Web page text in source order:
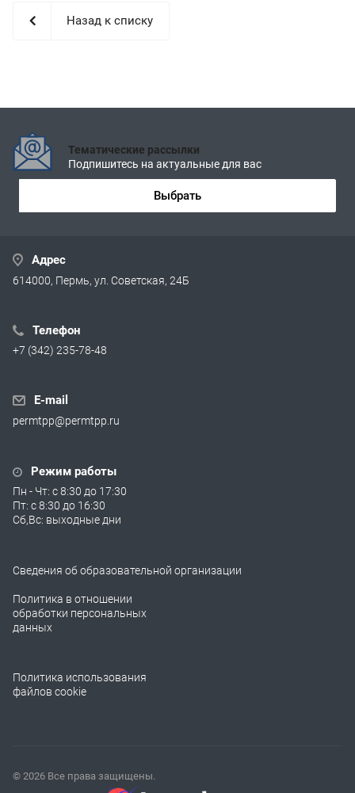
Назад к списку
Тематические рассылки
Подпишитесь на актуальные для вас
Выбрать
Адрес
614000, Пермь, ул. Советская, 24Б
Телефон
+7 (342) 235-78-48
E-mail
permtpp@permtpp.ru
Режим работы
Пн - Чт: с 8:30 до 17:30
Пт: с 8:30 до 16:30
Сб,Вс: выходные дни
Сведения об образовательной организации
Политика в отношении
обработки персональных
данных
Политика использования
файлов cookie
© 2026 Все права защищены.